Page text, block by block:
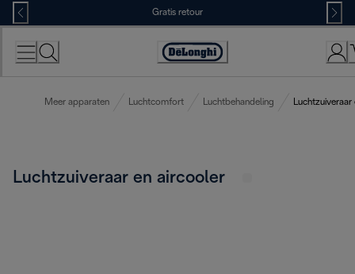
Skip
to
Content
Gratis retour
Accessibility
Meer apparaten Luchtcomfort Luchtbehandeling
Luchtzuiveraar en aircooler